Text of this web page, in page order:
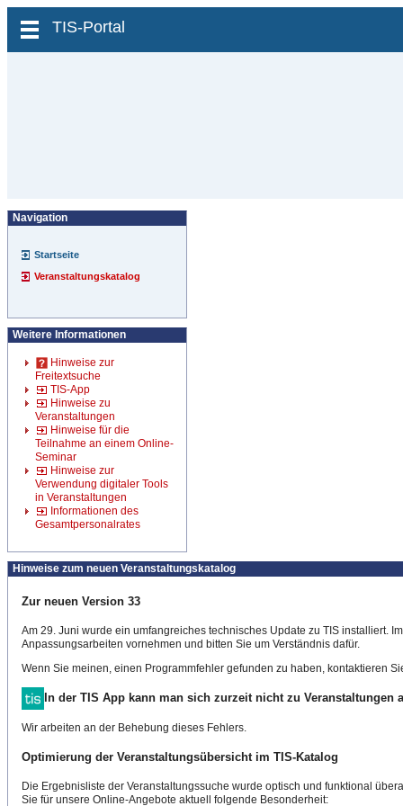
zum Inhalt wechseln
TIS-Portal
Navigation
Startseite
Veranstaltungskatalog
Weitere Informationen
Hinweise zur
Freitextsuche
TIS-App
Hinweise zu
Veranstaltungen
Hinweise für die
Teilnahme an einem Online-
Seminar
Hinweise zur
Verwendung digitaler Tools
in Veranstaltungen
Informationen des
Gesamtpersonalrates
Hinweise zum neuen Veranstaltungskatalog
Zur neuen Version 33
Am 29. Juni wurde ein umfangreiches technisches Update zu TIS installiert.
Anpassungsarbeiten vornehmen und bitten Sie um Verständnis dafür.
Wenn Sie meinen, einen Programmfehler gefunden zu haben, kontaktieren
In der TIS App kann man sich zurzeit nicht zu Veranstaltungen
Wir arbeiten an der Behebung dieses Fehlers.
Optimierung der Veranstaltungsübersicht im TIS-Katalog
Die Ergebnisliste der Veranstaltungssuche wurde optisch und funktional
Sie für unsere Online-Angebote aktuell folgende Besonderheit: